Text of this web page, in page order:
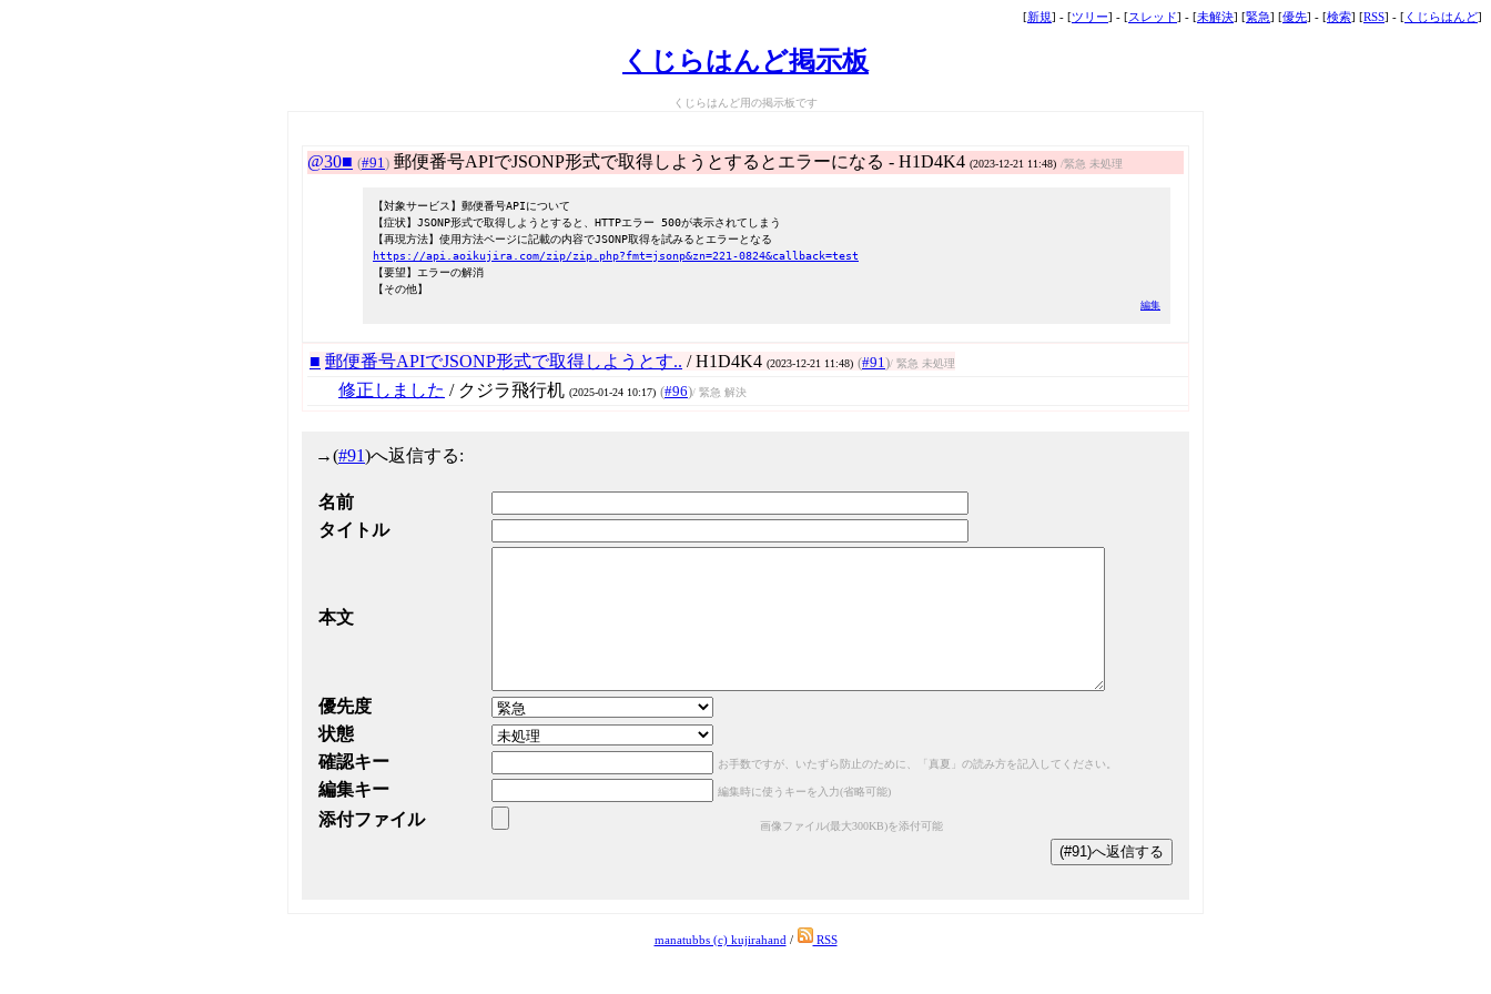
[新規] - [ツリー] - [スレッド] - [未解決] [緊急] [優先] - [検索] [RSS] - [ くじらはんど]
くじらはんど掲示板
くじらはんど用の掲示板です
@30■ (#91) 郵便番号APIでJSONP形式で取得しようとするとエラーになる - H1D4K4 (2023-12-21 11:48) /緊急 未処理
【対象サービス】郵便番号APIについて
【症状】JSONP形式で取得しようとすると、HTTPエラー 500が表示されてしまう
【再現方法】使用方法ページに記載の内容でJSONP取得を試みるとエラーとなる
https://api.aoikujira.com/zip/zip.php?fmt=jsonp&zn=221-0824&callback=test
【要望】エラーの解消
【その他】
編集
■ 郵便番号APIでJSONP形式で取得しようとす.. / H1D4K4 (2023-12-21 11:48) (#91)/ 緊急 未処理
修正しました / クジラ飛行机 (2025-01-24 10:17) (#96)/ 緊急 解決
→(#91)へ返信する:
名前
タイトル
本文
優先度
状態
確認キー
お手数ですが、いたずら防止のために、「真夏」の読み方を記入してください。
編集キー 編集時に使うキーを入力(省略可能)
添付ファイル 画像ファイル(最大300KB)を添付可能
manatubbs (c) kujirahand / RSS